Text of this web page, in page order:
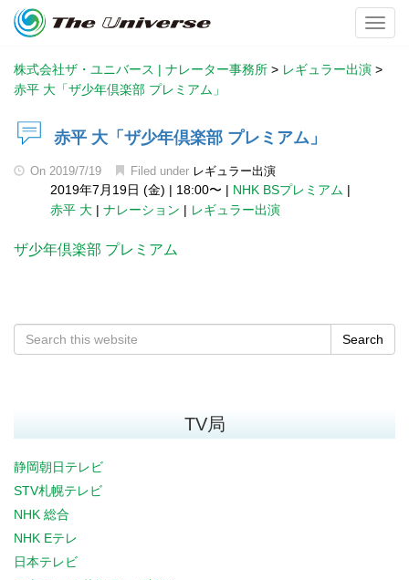
株式会社ザ・ユニバース | ナレーター事務所 > レギュラー出演 >
赤平 大「ザ少年倶楽部 プレミアム」
赤平 大「ザ少年倶楽部 プレミアム」
On 2019/7/19 Filed under レギュラー出演
2019年7月19日 (金) | 18:00〜 | NHK BSプレミアム |
赤平 大 | ナレーション | レギュラー出演
ザ少年倶楽部 プレミアム
Search
TV局
静岡朝日テレビ
STV札幌テレビ
NHK 総合
NHK Eテレ
日本テレビ